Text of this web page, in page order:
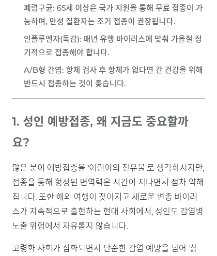
폐렴구균: 65세 이상은 국가 지원을 통해 무료 접종이 가
능하며, 만성 질환자는 조기 접종이 권장됩니다.
인플루엔자(독감): 매년 유행 바이러스에 맞춰 가을철 정
기적으로 접종해야 합니다.
A/B형 간염: 항체 검사 후 항체가 없다면 간 건강을 위해
반드시 접종하는 것이 좋습니다.
1. 성인 예방접종, 왜 지금도 중요할까
요?
많은 분이 예방접종을 '어린이의 전유물'로 생각하시지만,
접종을 통해 형성된 면역력은 시간이 지나면서 점차 약해
집니다. 또한 해외 여행이 잦아지고 새로운 변종 바이러
스가 지속적으로 출현하는 현대 사회에서, 성인도 감염병
노출 위험에서 자유롭지 않습니다.
고령화 사회가 심화되면서 단순한 감염 예방을 넘어 '삶